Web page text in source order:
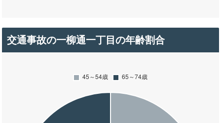
交通事故の一柳通一丁目の年齢割合